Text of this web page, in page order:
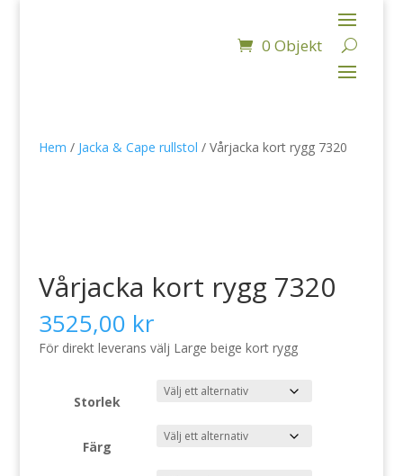
0 Objekt
Hem / Jacka & Cape rullstol / Vårjacka kort rygg 7320
Vårjacka kort rygg 7320
3525,00 kr
För direkt leverans välj Large beige kort rygg
Storlek
Färg